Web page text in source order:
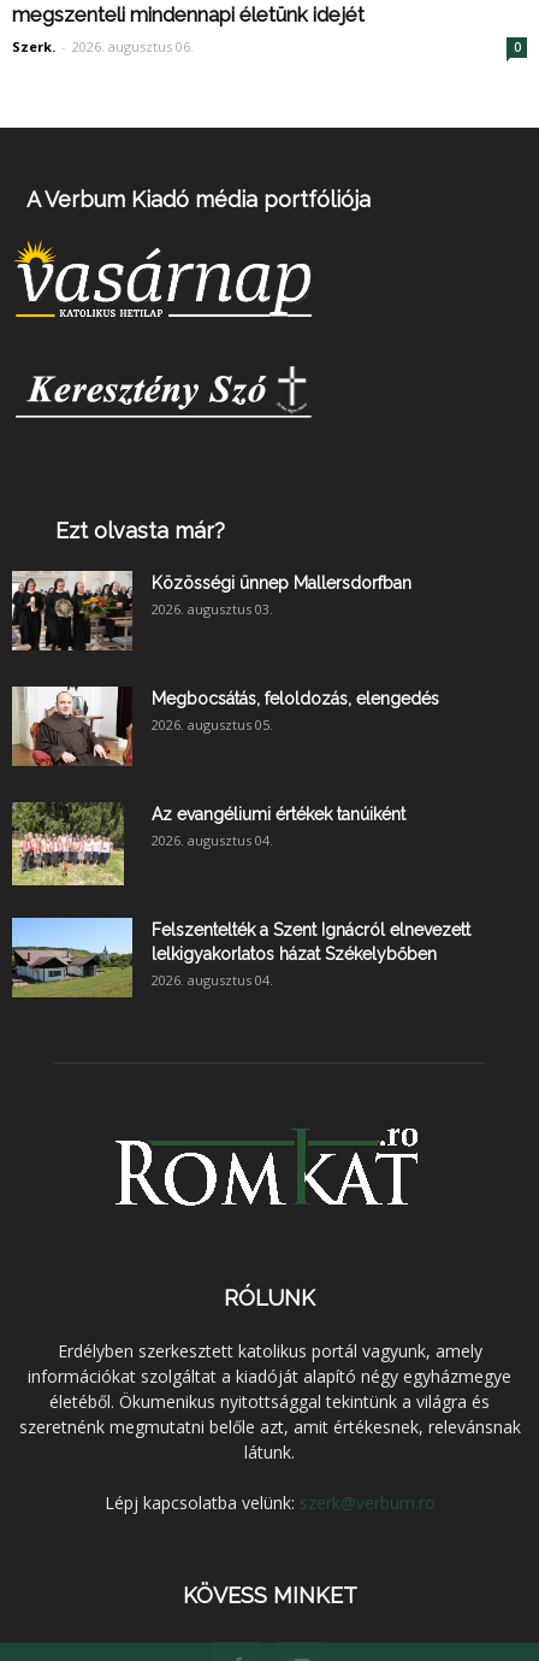
megszenteli mindennapi életünk idejét
Szerk. - 2026. augusztus 06. 0
A Verbum Kiadó média portfóliója
Ezt olvasta már?
Közösségi ünnep Mallersdorfban
2026. augusztus 03.
Megbocsátás, feloldozás, elengedés
2026. augusztus 05.
Az evangéliumi értékek tanúiként
2026. augusztus 04.
Felszentelték a Szent Ignácról elnevezett
lelkigyakorlatos házat Székelybőben
2026. augusztus 04.
RÓLUNK
Erdélyben szerkesztett katolikus portál vagyunk, amely
információkat szolgáltat a kiadóját alapító négy egyházmegye
életéből. Ökumenikus nyitottsággal tekintünk a világra és
szeretnénk megmutatni belőle azt, amit értékesnek, relevánsnak
látunk.
Lépj kapcsolatba velünk: szerk@verbum.ro
KÖVESS MINKET